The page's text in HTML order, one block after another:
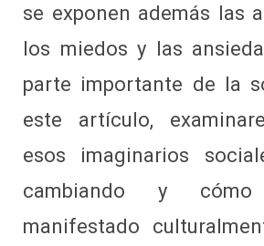
se exponen además las
los miedos y las
parte importante de la
este artículo,
esos imaginarios
cambiando y
manifestado